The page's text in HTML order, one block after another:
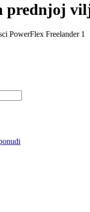
prednjoj
PowerFlex Freelander 1